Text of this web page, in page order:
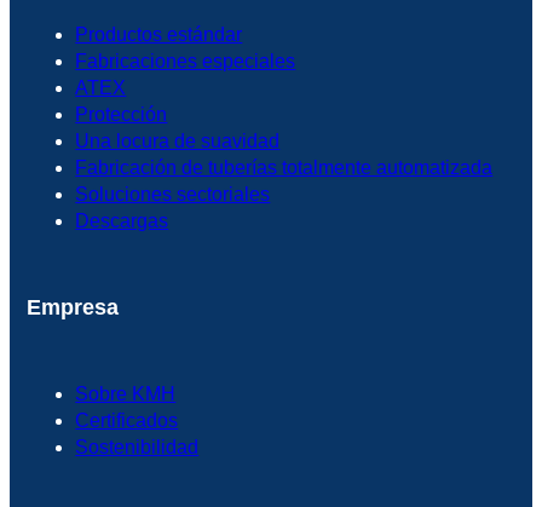
Productos estándar
Fabricaciones especiales
ATEX
Protección
Una locura de suavidad
Fabricación de tuberías totalmente automatizada
Soluciones sectoriales
Descargas
Empresa
Sobre KMH
Certificados
Sostenibilidad